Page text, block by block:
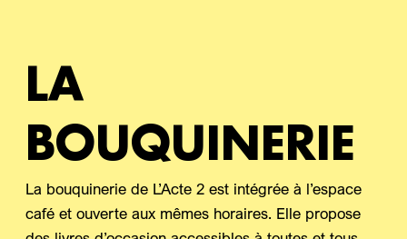
LA
BOUQUINERIE
La bouquinerie de L’Acte 2 est intégrée à l’espace
café et ouverte aux mêmes horaires. Elle propose